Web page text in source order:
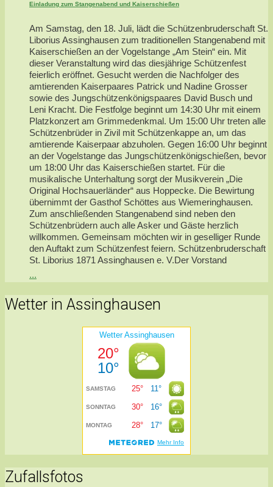
Einladung zum Stangenabend und Kaiserschießen
Am Samstag, den 18. Juli, lädt die Schützenbruderschaft St.
Liborius Assinghausen zum traditionellen Stangenabend mit
Kaiserschießen an der Vogelstange „Am Stein“ ein. Mit
dieser Veranstaltung wird das diesjährige Schützenfest
feierlich eröffnet. Gesucht werden die Nachfolger des
amtierenden Kaiserpaares Patrick und Nadine Grosser
sowie des Jungschützenkönigspaares David Busch und
Leni Kracht. Die Festfolge beginnt um 14:30 Uhr mit einem
Platzkonzert am Grimmedenkmal. Um 15:00 Uhr treten alle
Schützenbrüder in Zivil mit Schützenkappe an, um das
amtierende Kaiserpaar abzuholen. Gegen 16:00 Uhr beginnt
an der Vogelstange das Jungschützenkönigschießen, bevor
um 18:00 Uhr das Kaiserschießen startet. Für die
musikalische Unterhaltung sorgt der Musikverein „Die
Original Hochsauerländer“ aus Hoppecke. Die Bewirtung
übernimmt der Gasthof Schöttes aus Wiemeringhausen.
Zum anschließenden Stangenabend sind neben den
Schützenbrüdern auch alle Asker und Gäste herzlich
willkommen. Gemeinsam möchten wir in geselliger Runde
den Auftakt zum Schützenfest feiern. Schützenbruderschaft
St. Liborius 1871 Assinghausen e. V.Der Vorstand
...
Wetter in Assinghausen
Zufallsfotos